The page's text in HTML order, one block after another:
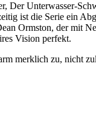
Der Unterwasser-
ist die Serie ein
Ormston, der mit
Vision perfekt.
merklich zu, nicht